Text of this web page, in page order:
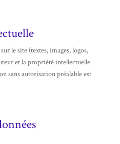
le site (textes, images, logos,
et la propriété intellectuelle.
sans autorisation préalable est